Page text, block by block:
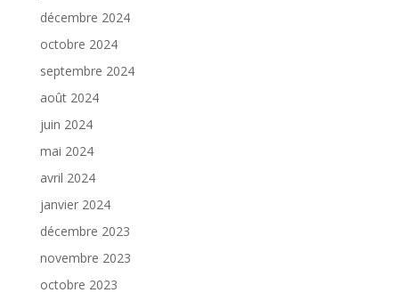
décembre 2024
octobre 2024
septembre 2024
août 2024
juin 2024
mai 2024
avril 2024
janvier 2024
décembre 2023
novembre 2023
octobre 2023